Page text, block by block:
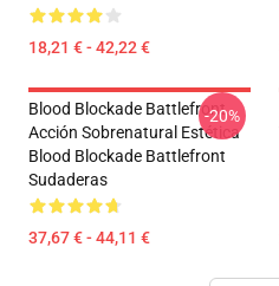
18,21 € - 42,22 €
Blood Blockade Battlefront
Acción Sobrenatural Estética
Blood Blockade Battlefront
Sudaderas
37,67 € - 44,11 €
-20%